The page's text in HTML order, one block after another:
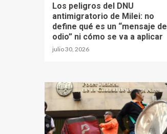
Los peligros del DNU
antimigratorio de Milei: no
define qué es un “mensaje de
odio” ni cómo se va a aplicar
julio 30, 2026